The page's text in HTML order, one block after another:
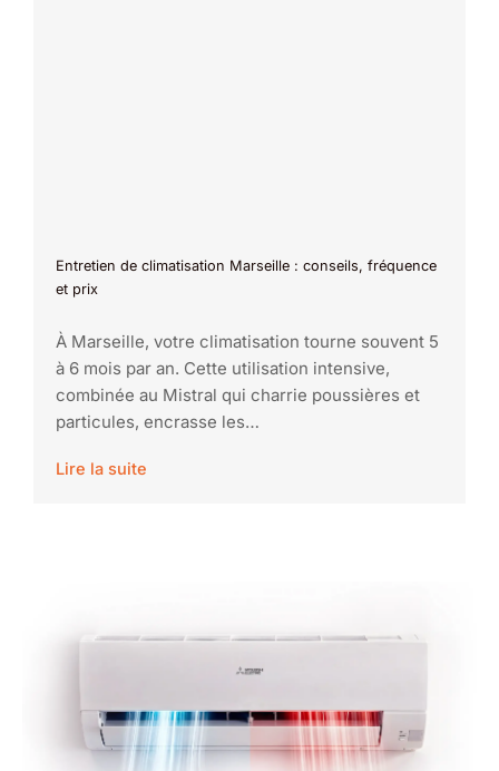
Entretien de climatisation Marseille : conseils, fréquence
et prix
À Marseille, votre climatisation tourne souvent 5
à 6 mois par an. Cette utilisation intensive,
combinée au Mistral qui charrie poussières et
particules, encrasse les…
Lire la suite